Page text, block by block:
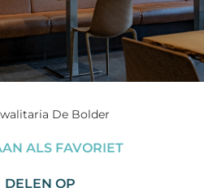
De Bolder
ALS FAVORIET
DELEN OP